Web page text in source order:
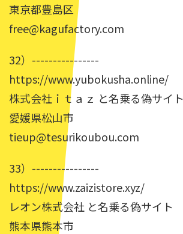
東京都豊島区
free@kagufactory.com
32）----------------
https://www.yubokusha.online/
株式会社ｉｔａｚ と名乗る偽サイト
愛媛県松山市
tieup@tesurikoubou.com
33）----------------
https://www.zaizistore.xyz/
レオン株式会社 と名乗る偽サイト
熊本県熊本市